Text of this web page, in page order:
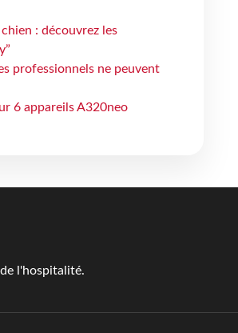
: découvrez les
professionnels ne peuvent
6 appareils A320neo
l'hospitalité.